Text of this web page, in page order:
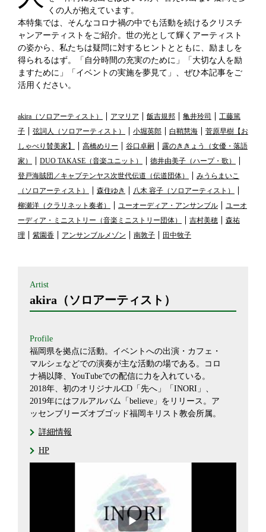
冠婚葬祭 各種団体
教団教派 宿泊・研修施設
お店・企業・その他
フリーワード
くの人が抱えています。
本特集では、そんなコロナ禍の中でも活動を続けるクリスチ
ャンアーティストをご紹介。世の光として輝くアーティスト
の姿から、私たちは疑問に対するヒントとともに、励ましを
得られるはず。「自分時間の充実のために」「大切な人を励
ますために」「イベントの実施を夢見て」、ぜひ本記事をご
活用ください。
akira（ソロアーティスト） アマリア 飯吉規邦 亀井玲司
工藤篤
子
弦詞人（ソロアーティスト） 小堀英郎 白鞘慧海
菅原早樹【お
しゃべり賛美家】
高橋めりー 谷口卓嗣
露のききょう（女優・落語
家）
DUO TAKASE（音楽ユニット）
徳井由美子（ハープ・歌）
登戸海賊団／キャプテンヤス次世代伝道（伝道団体）
みうらまいこ
（ソロアーティスト）
森住ゆき
八木 容子（ソロアーティスト）
柳瀬洋（クラリネット奏者）
ユーオーディア・アンサンブル
ユーオ
ーディア・ミニストリー（音楽ミニストリー団体）
吉村美穂
森祐
理
紫園香 アンサンブルメゾン 南敦子 田中牧子
Artist
akira（ソロアーティスト）
Profile
福岡県を拠点に活動。イベントへの出演・カフェ・
マルシェなどでの演奏が主な活動の場である。コロ
ナ禍以降、YouTubeでの配信に力を入れている。
2018年、初のオリジナルCD「先へ」「INORI」、
2019年にはフルアルバム「believe」をリリース。ア
ッセンブリーズオブゴッド福岡キリスト教会所属。
詳細情報
HP